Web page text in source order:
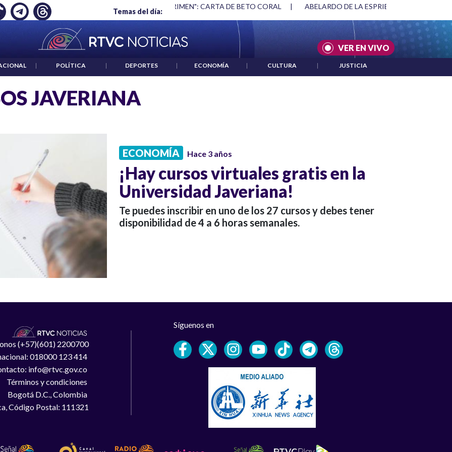
Temas del día:
EMPLEO: JP MORGAN "HABLAR NO ES UN CRIMEN": CARTA DE BETO CORAL | ABELARDO DE LA ESPRIELLA Y DMG
VER EN VIVO
| POLÍTICA | DEPORTES | ECONOMÍA | CULTURA | JUSTICIA
JAVERIANA
ECONOMÍA Hace 3 años
¡Hay cursos virtuales gratis en la
Universidad Javeriana!
Te puedes inscribir en uno de los 27 cursos y debes tener
disponibilidad de 4 a 6 horas semanales.
(+57)(601) 2200700
018000 123 414
info@rtvc.gov.co
Términos y condiciones
Bogotá D.C., Colombia
Código Postal: 111321
Síguenos en